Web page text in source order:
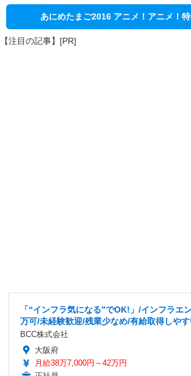
あにめたまご2016 アニメ！アニメ！
【注目の記事】[PR]
「“インフラ気になる”でOK!」/インフラエ
万可/未経験歓迎/残業少なめ/有給取得しや
BCC株式会社
大阪府
月給38万7,000円～42万円